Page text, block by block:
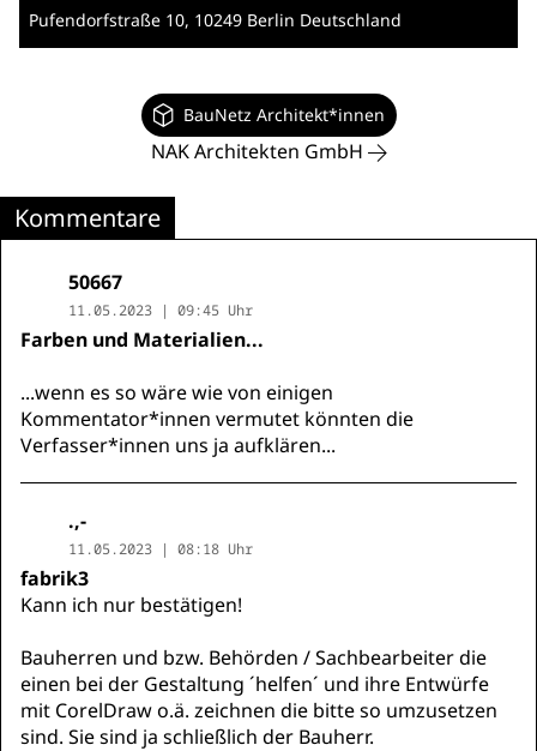
Pufendorfstraße 10, 10249 Berlin Deutschland
BauNetz Architekt*innen
NAK Architekten GmbH
Kommentare
50667
11.05.2023 | 09:45 Uhr
Farben und Materialien...
...wenn es so wäre wie von einigen
Kommentator*innen vermutet könnten die
Verfasser*innen uns ja aufklären...
.,-
11.05.2023 | 08:18 Uhr
fabrik3
Kann ich nur bestätigen!
Bauherren und bzw. Behörden / Sachbearbeiter die
einen bei der Gestaltung ´helfen´ und ihre Entwürfe
mit CorelDraw o.ä. zeichnen die bitte so umzusetzen
sind. Sie sind ja schließlich der Bauherr.